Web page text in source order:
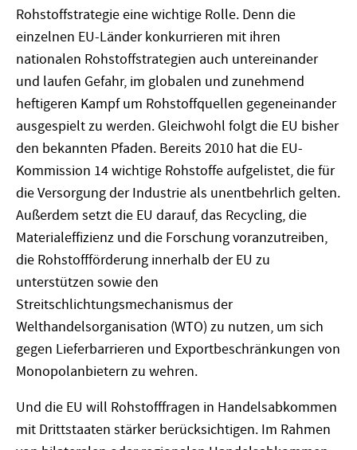
Rohstoffstrategie eine wichtige Rolle. Denn die
einzelnen EU-Länder konkurrieren mit ihren
nationalen Rohstoffstrategien auch untereinander
und laufen Gefahr, im globalen und zunehmend
heftigeren Kampf um Rohstoffquellen gegeneinander
ausgespielt zu werden. Gleichwohl folgt die EU bisher
den bekannten Pfaden. Bereits 2010 hat die EU-
Kommission 14 wichtige Rohstoffe aufgelistet, die für
die Versorgung der Industrie als unentbehrlich gelten.
Außerdem setzt die EU darauf, das Recycling, die
Materialeffizienz und die Forschung voranzutreiben,
die Rohstoffförderung innerhalb der EU zu
unterstützen sowie den
Streitschlichtungsmechanismus der
Welthandelsorganisation (WTO) zu nutzen, um sich
gegen Lieferbarrieren und Exportbeschränkungen von
Monopolanbietern zu wehren.
Und die EU will Rohstofffragen in Handelsabkommen
mit Drittstaaten stärker berücksichtigen. Im Rahmen